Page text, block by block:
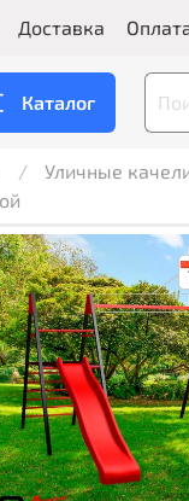
Доставка
Каталог
Уличные